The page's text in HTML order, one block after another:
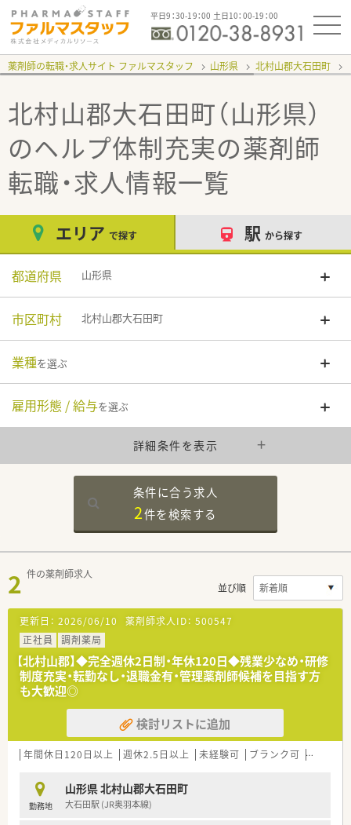
平日9：30-19：00 土日10：00-19：00
薬剤師の転職・求人サイト ファルマスタッフ 山形県 北村山郡大石田町
北村山郡大石田町（山形県）
のヘルプ体制充実の薬剤師
転職・求人情報一覧
エリア で探す 駅 から探す
都道府県 山形県
市区町村 北村山郡大石田町
業種を選ぶ
雇用形態 / 給与を選ぶ
詳細条件を表示
条件に合う求人
2件を検索する
2 件の薬剤師求人
並び順
更新日： 2026/06/10 薬剤師求人ID： 500547
正社員
調剤薬局
【北村山郡】◆完全週休2日制・年休120日◆残業少なめ・研修
制度充実・転勤なし・退職金有・管理薬剤師候補を目指す方
も大歓迎◎
検討リストに追加
年間休日120日以上 週休2.5日以上 未経験可 ブランク可 残業な
勤務地
山形県 北村山郡大石田町
大石田駅 (JR奥羽本線)